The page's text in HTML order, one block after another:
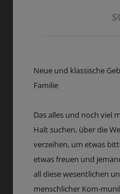
Neue und klassische
Familie
Das alles und noch viel
Halt suchen, über die
verzeihen, um etwas
etwas freuen und
all diese wesentlichen
menschlicher Kom-